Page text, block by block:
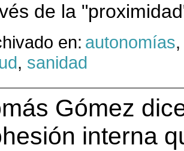
de la
en: autonomías
, sanidad
Gómez
interna